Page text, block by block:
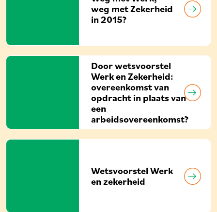
weg met Zekerheid
in 2015?
Door wetsvoorstel
Werk en Zekerheid:
overeenkomst van
opdracht in plaats van
een
arbeidsovereenkomst?
Wetsvoorstel Werk
en zekerheid